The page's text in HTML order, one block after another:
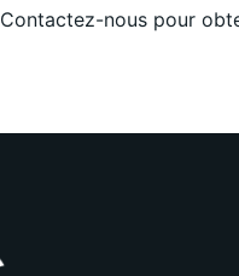
Contactez-nous pour